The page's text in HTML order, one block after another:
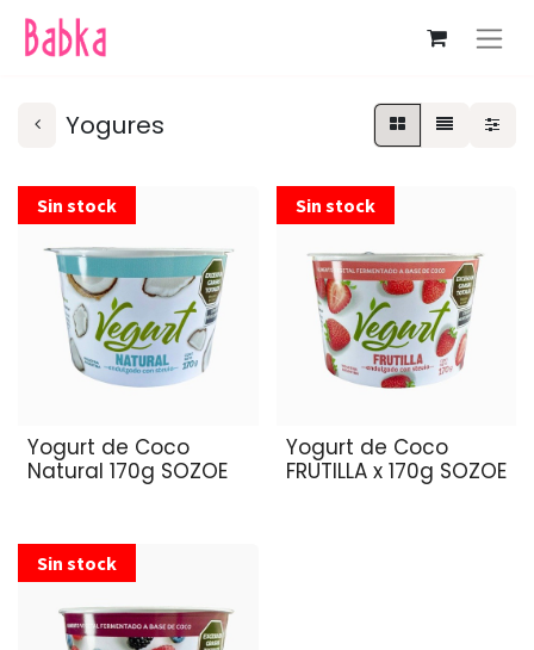
Yogures
Sin stock
Yogurt de Coco
Natural 170g SOZOE
Sin stock
Yogurt de Coco
FRUTILLA x 170g SOZOE
Sin stock